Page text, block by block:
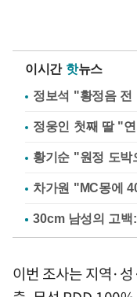
이시간 핫뉴스
정보석 "황정음
정웅인 첫째 딸 "
황기순 "원정 도박
이번 조사는 지역·